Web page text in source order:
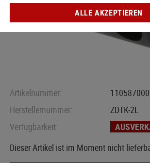
Artikelnummer:
Herstellernummer:
ZDTK-2L
Verfügbarkeit:
Dieser Artikel ist im Moment nicht
ALLE AKZEPTIEREN